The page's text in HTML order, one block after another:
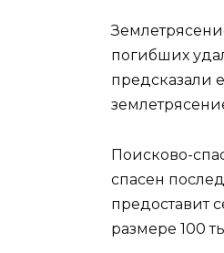
погибших
предсказали
Поисково-
спасен
предоставит
размере 100